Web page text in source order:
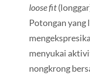
loose fit
Potongan yang
menyukai
nongkrong